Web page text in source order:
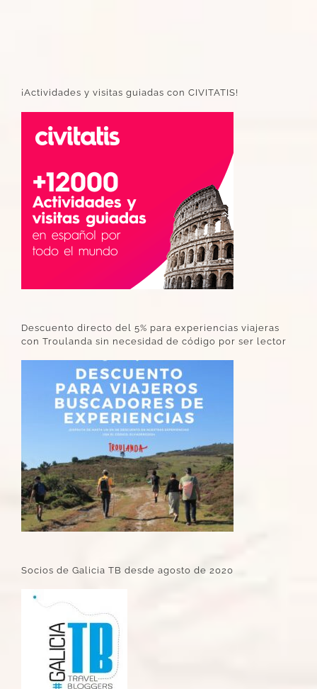
¡Actividades y visitas guiadas con CIVITATIS!
Descuento directo del 5% para experiencias viajeras
con Troulanda sin necesidad de código por ser lector
Socios de Galicia TB desde agosto de 2020